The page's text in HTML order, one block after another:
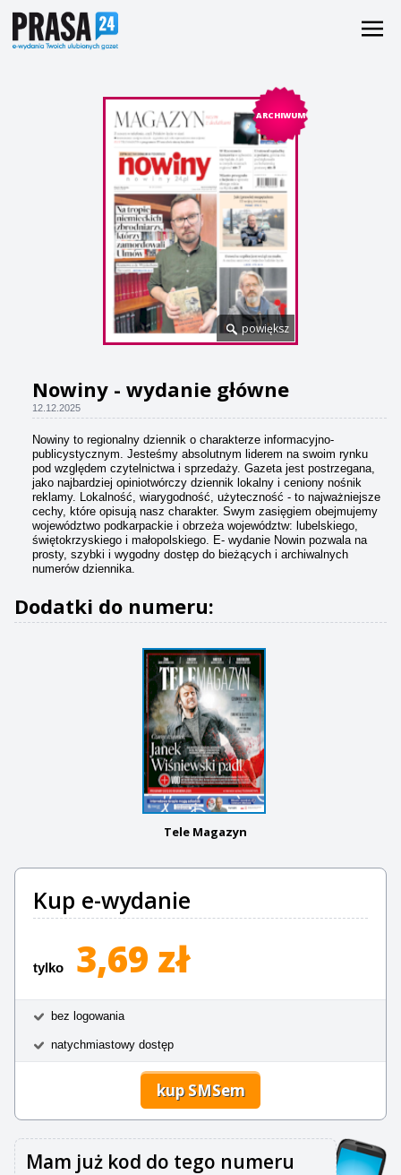
ARCHIWUM
powiększ
Nowiny - wydanie główne
12.12.2025
Nowiny to regionalny dziennik o charakterze informacyjno-
publicystycznym. Jesteśmy absolutnym liderem na swoim rynku
pod względem czytelnictwa i sprzedaży. Gazeta jest postrzegana,
jako najbardziej opiniotwórczy dziennik lokalny i ceniony nośnik
reklamy. Lokalność, wiarygodność, użyteczność - to najważniejsze
cechy, które opisują nasz charakter. Swym zasięgiem obejmujemy
województwo podkarpackie i obrzeża województw: lubelskiego,
świętokrzyskiego i małopolskiego. E- wydanie Nowin pozwala na
prosty, szybki i wygodny dostęp do bieżących i archiwalnych
numerów dziennika.
Dodatki do numeru:
Tele Magazyn
Kup e-wydanie
tylko 3,69 zł
bez logowania
natychmiastowy dostęp
kup SMSem
Mam już kod do tego numeru